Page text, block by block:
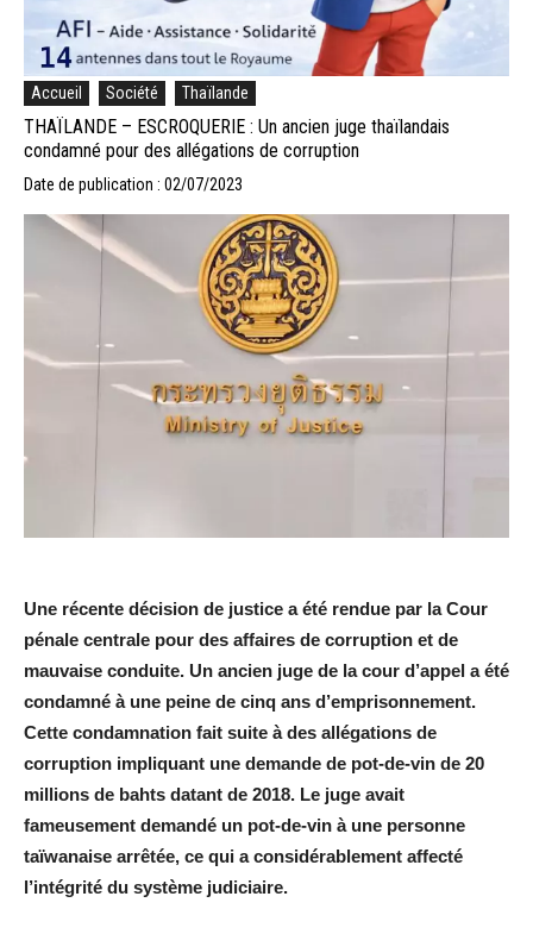
Accueil Société Thaïlande
THAÏLANDE – ESCROQUERIE : Un ancien juge thaïlandais
condamné pour des allégations de corruption
Date de publication : 02/07/2023
Une récente décision de justice a été rendue par la Cour
pénale centrale pour des affaires de corruption et de
mauvaise conduite. Un ancien juge de la cour d’appel a été
condamné à une peine de cinq ans d’emprisonnement.
Cette condamnation fait suite à des allégations de
corruption impliquant une demande de pot-de-vin de 20
millions de bahts datant de 2018. Le juge avait
fameusement demandé un pot-de-vin à une personne
taïwanaise arrêtée, ce qui a considérablement affecté
l’intégrité du système judiciaire.